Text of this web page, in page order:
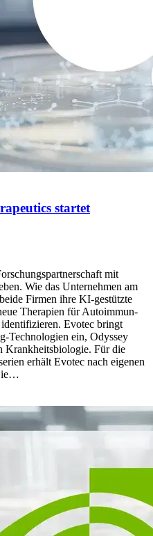
startet
mit
Wie das Unternehmen am
Firmen ihre KI-gestützte
Therapien für Autoimmun-
Evotec bringt
Technologien ein, Odyssey
Krankheitsbiologie. Für die
erhält Evotec nach eigenen